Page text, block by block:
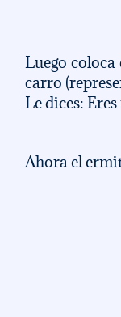
Luego coloca
carro
Le dices:
Ahora el